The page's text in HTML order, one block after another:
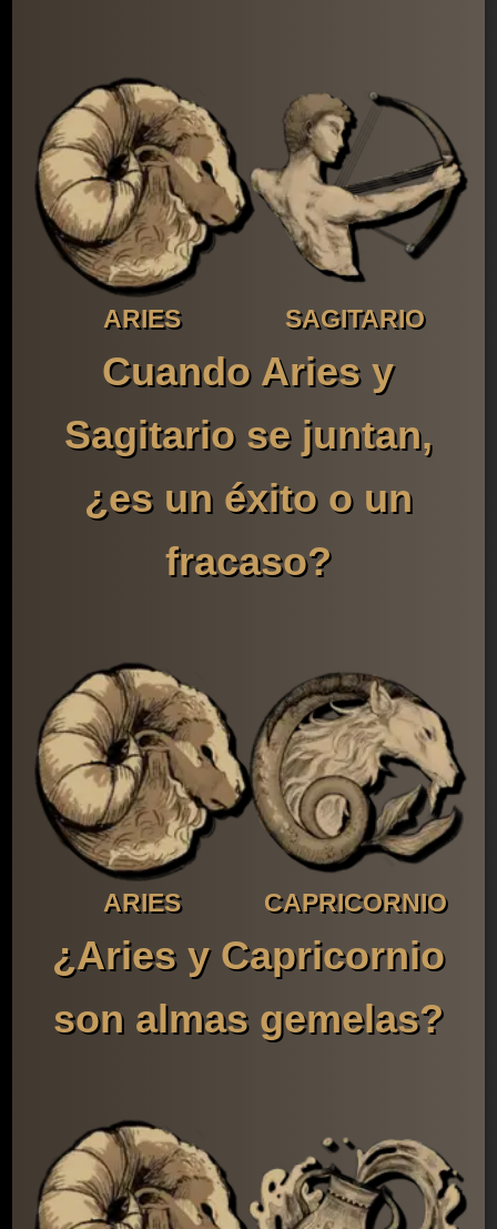
ARIES SAGITARIO
Cuando Aries y
Sagitario se juntan,
¿es un éxito o un
fracaso?
ARIES CAPRICORNIO
¿Aries y Capricornio
son almas gemelas?